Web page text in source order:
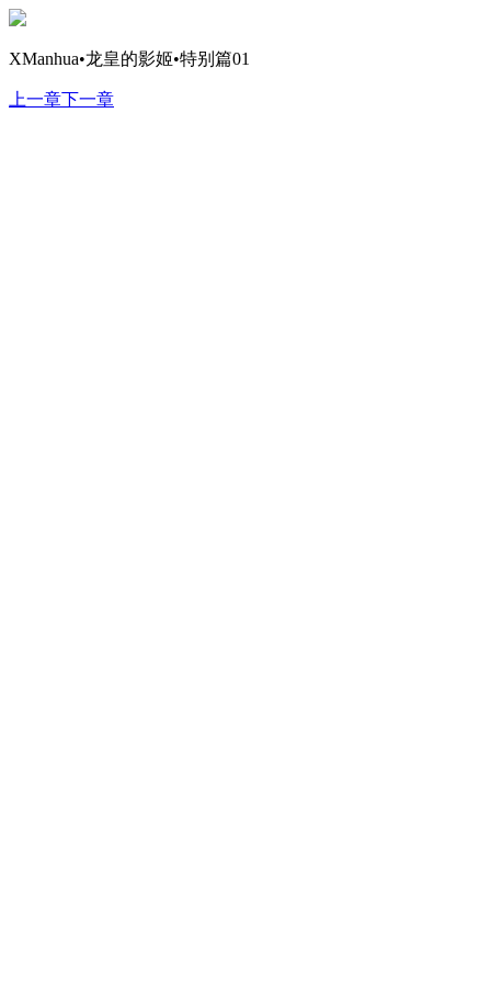
XManhua•龙皇的影姬•特别篇01
上一章下一章